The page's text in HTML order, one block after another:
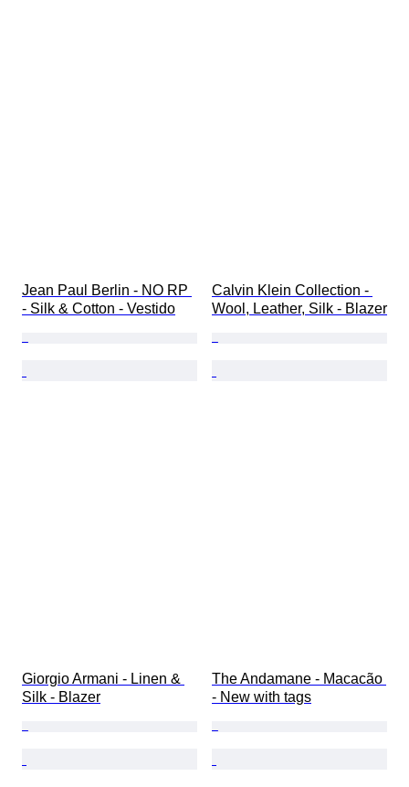
Jean Paul Berlin - NO RP
- Silk & Cotton - Vestido
Calvin Klein Collection -
Wool, Leather, Silk - Blazer
Giorgio Armani - Linen &
Silk - Blazer
The Andamane - Macacão
- New with tags